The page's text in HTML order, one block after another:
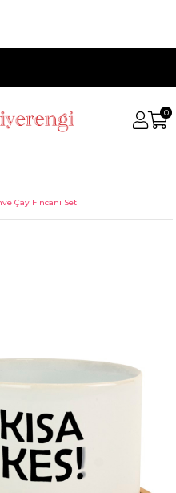
0
Çay Fincanı Seti